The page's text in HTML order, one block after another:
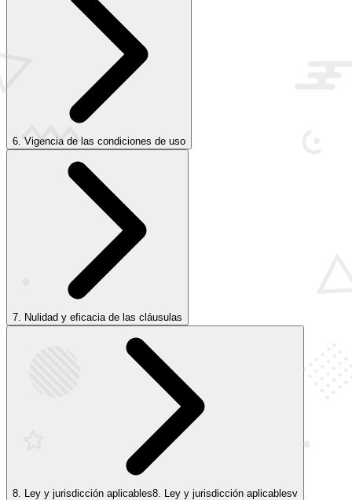
6. Vigencia de las condiciones de uso
7. Nulidad y eficacia de las cláusulas
8. Ley y jurisdicción aplicables8. Ley y jurisdicción aplicablesv